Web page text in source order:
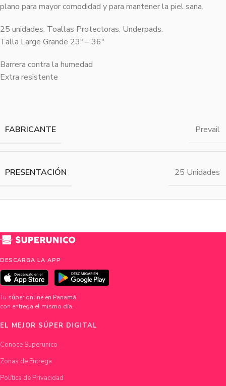
plano para mayor comodidad y para mantener la piel sana.
25 unidades. Toallas Protectoras. Underpads.
Talla Large Grande 23″ – 36″
Barrera contra la humedad
Extra resistente
FABRICANTE Prevail
PRESENTACIÓN 25 Unidades
DESCARGA LA APP
Tu súper online en Panamá
con entrega el mismo día.
EL MEJOR SÚPER DIGITAL
Conoce Superunico
Zonas de Entrega
Política de Privacidad